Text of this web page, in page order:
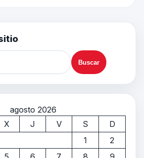
agosto 2026
X J V S
D
1
2